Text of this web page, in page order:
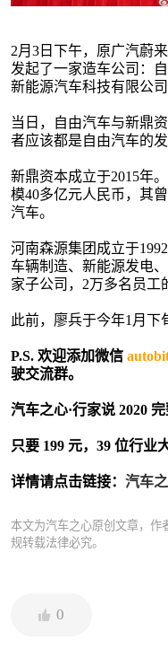
2月3日下午，原广汽蔚
发起了一家造车公司：
新能源汽车科技有限公司
当日，自由汽车与新鼎
者应该都是自由汽车的发
新鼎资本成立于2015年
模40多亿元人民币，其
汽车。
河南森源集团成立于
车辆制造、新能源发电
家子公司，2万多名员工
此前，廖兵于今年1月下
P.S. 欢迎添加微信
驶交流群。
汽车之心·行家说 2020
只要 199 元，39 位行业
详情请点击链接： 汽车
本文为汽车之心原创文章，作
规转载法律必究。
0